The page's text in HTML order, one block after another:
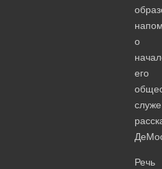
о
его
Речь